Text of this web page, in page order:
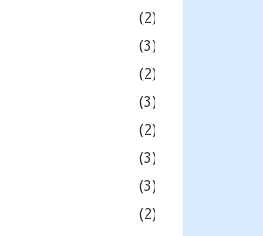
(2)
(3)
(2)
(3)
(2)
(3)
(3)
(2)